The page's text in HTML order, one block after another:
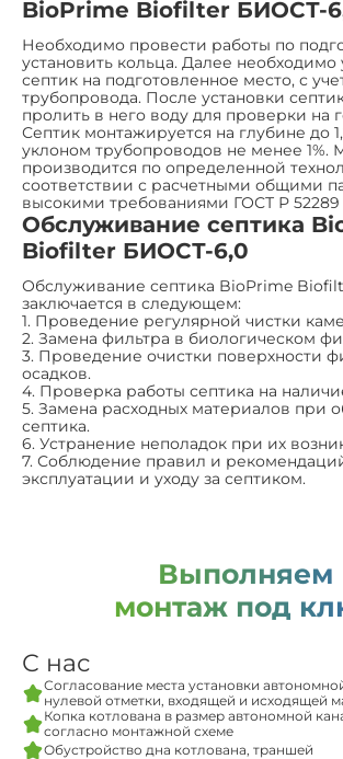
BioPrime Biofilter БИОСТ-
Необходимо провести работы по
установить кольца. Далее необходимо
септик на подготовленное место, с
трубопровода. После установки
пролить в него воду для проверки на
Септик монтажируется на глубине до
уклоном трубопроводов не менее 1%.
производится по определенной
соответствии с расчетными общими
высокими требованиями ГОСТ Р 52289
Обслуживание септика
Biofilter БИОСТ-6,0
Обслуживание септика BioPrime
заключается в следующем:
1. Проведение регулярной чистки
2. Замена фильтра в биологическом
3. Проведение очистки поверхности
осадков.
4. Проверка работы септика на
5. Замена расходных материалов при
септика.
6. Устранение неполадок при их
7. Соблюдение правил и
эксплуатации и уходу за септиком.
Выполняем
монтаж под
С нас
Согласование места установки
нулевой отметки, входящей и исходящей
Копка котлована в размер автономной
согласно монтажной схеме
Обустройство дна котлована, траншей